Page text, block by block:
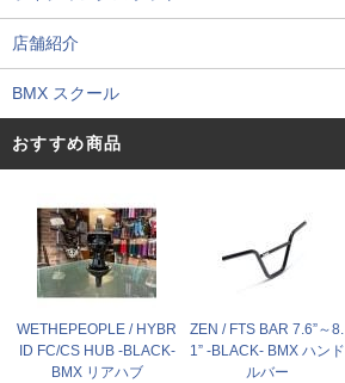
店舗紹介
BMX スクール
おすすめ商品
WETHEPEOPLE / HYBR
ID FC/CS HUB -BLACK-
BMX リアハブ
ZEN / FTS BAR 7.6”～8.
1” -BLACK- BMX ハンド
ルバー